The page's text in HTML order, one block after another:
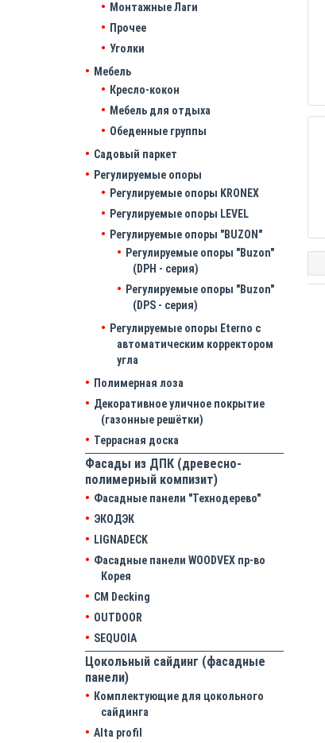
Монтажные Лаги
Прочее
Уголки
Мебель
Кресло-кокон
Мебель для отдыха
Обеденные группы
Садовый паркет
Регулируемые опоры
Регулируемые опоры KRONEX
Регулируемые опоры LEVEL
Регулируемые опоры "BUZON"
Регулируемые опоры "Buzon"
(DPH - серия)
Регулируемые опоры "Buzon"
(DPS - серия)
Регулируемые опоры Eterno с
автоматическим корректором
угла
Полимерная лоза
Декоративное уличное покрытие
(газонные решётки)
Террасная доска
Фасады из ДПК (древесно-
полимерный компизит)
Фасадные панели "Технодерево"
ЭКОДЭК
LIGNADECK
Фасадные панели WOODVEX пр-во
Корея
CM Decking
OUTDOOR
SEQUOIA
Цокольный сайдинг (фасадные
панели)
Комплектующие для цокольного
сайдинга
Alta profil